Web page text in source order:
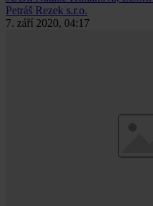
Petráš Rezek s.r.o.
7. září 2020, 04:17